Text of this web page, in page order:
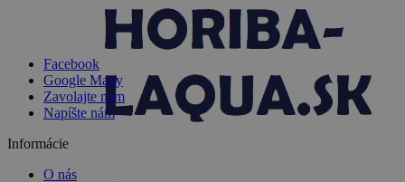
Facebook
Google Mapy
Zavolajte nám
Napíšte nám
Informácie
O nás